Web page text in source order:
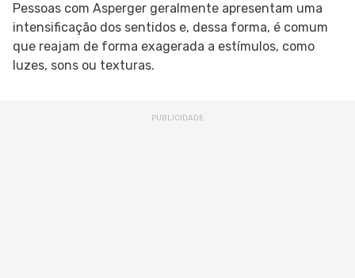
Pessoas com Asperger geralmente apresentam uma
intensificação dos sentidos e, dessa forma, é comum
que reajam de forma exagerada a estímulos, como
luzes, sons ou texturas.